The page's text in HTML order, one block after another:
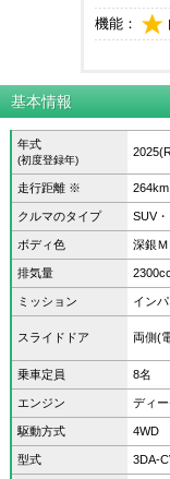
機能：
基本情報
年式
(初度登録年)
走行距離 ※ 264km
クルマのタイプ SUV
ボディ色 深銀Ｍ
排気量 2300cc
ミッション イン
スライドドア 両側(
乗車定員 8名
エンジン ディ
駆動方式 4WD
型式 3DA-